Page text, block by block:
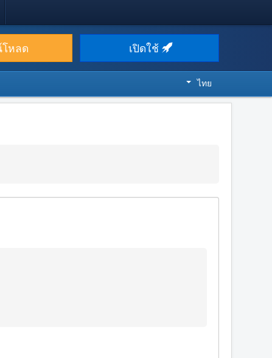
หลด เปิดใช้
ไทย